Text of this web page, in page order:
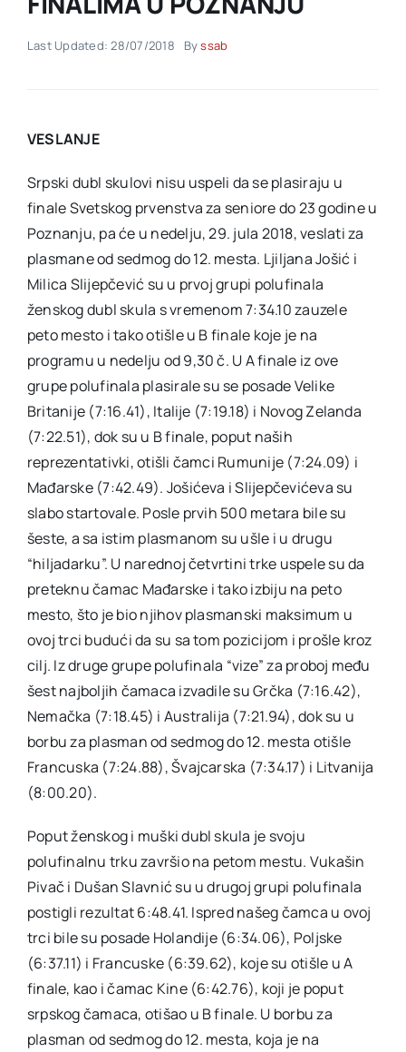
Akti SSAB
Last Updated: 28/07/2018 Byssab
VESLANJE
Srpski dubl skulovi nisu uspeli da se plasiraju u
finale Svetskog prvenstva za seniore do 23 godine u
Poznanju, pa će u nedelju, 29. jula 2018, veslati za
plasmane od sedmog do 12. mesta. Ljiljana Jošić i
Milica Slijepčević su u prvoj grupi polufinala
ženskog dubl skula s vremenom 7:34.10 zauzele
peto mesto i tako otišle u B finale koje je na
programu u nedelju od 9,30 č. U A finale iz ove
grupe polufinala plasirale su se posade Velike
Britanije (7:16.41), Italije (7:19.18) i Novog Zelanda
(7:22.51), dok su u B finale, poput naših
reprezentativki, otišli čamci Rumunije (7:24.09) i
Mađarske (7:42.49). Jošićeva i Slijepčevićeva su
slabo startovale. Posle prvih 500 metara bile su
šeste, a sa istim plasmanom su ušle i u drugu
“hiljadarku”. U narednoj četvrtini trke uspele su da
preteknu čamac Mađarske i tako izbiju na peto
mesto, što je bio njihov plasmanski maksimum u
ovoj trci budući da su sa tom pozicijom i prošle kroz
cilj. Iz druge grupe polufinala “vize” za proboj među
šest najboljih čamaca izvadile su Grčka (7:16.42),
Nemačka (7:18.45) i Australija (7:21.94), dok su u
borbu za plasman od sedmog do 12. mesta otišle
Francuska (7:24.88), Švajcarska (7:34.17) i Litvanija
(8:00.20).
Poput ženskog i muški dubl skula je svoju
polufinalnu trku završio na petom mestu. Vukašin
Pivač i Dušan Slavnić su u drugoj grupi polufinala
postigli rezultat 6:48.41. Ispred našeg čamca u ovoj
trci bile su posade Holandije (6:34.06), Poljske
(6:37.11) i Francuske (6:39.62), koje su otišle u A
finale, kao i čamac Kine (6:42.76), koji je poput
srpskog čamaca, otišao u B finale. U borbu za
plasman od sedmog do 12. mesta, koja je na